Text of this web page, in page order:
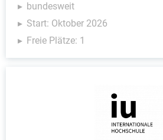
bundesweit
Start: Oktober 2026
Freie Plätze: 1